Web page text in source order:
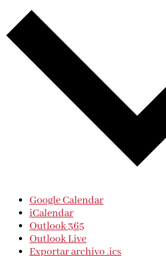
Google Calendar
iCalendar
Outlook 365
Outlook Live
Exportar archivo .ics